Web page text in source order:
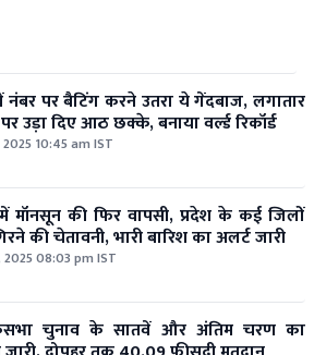
पर बैटिंग करने उतरा ये गेंदबाज, लगातार
उड़ा दिए आठ छक्के, बनाया वर्ल्ड रिकॉर्ड
10:45 am IST
मॉनसून की फिर वापसी, प्रदेश के कई जिलों
की चेतावनी, भारी बारिश का अलर्ट जारी
08:03 pm IST
चुनाव के सातवें और अंतिम चरण का